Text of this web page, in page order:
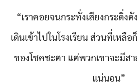
“เราคอยจนกระทั่งเสียงกระดิ่ง
เดินเข้าไปในโรงเรียน ส่วนที่เหลื
ของโชคชะตา แต่พวกเขาจะมี
แน่นอน”